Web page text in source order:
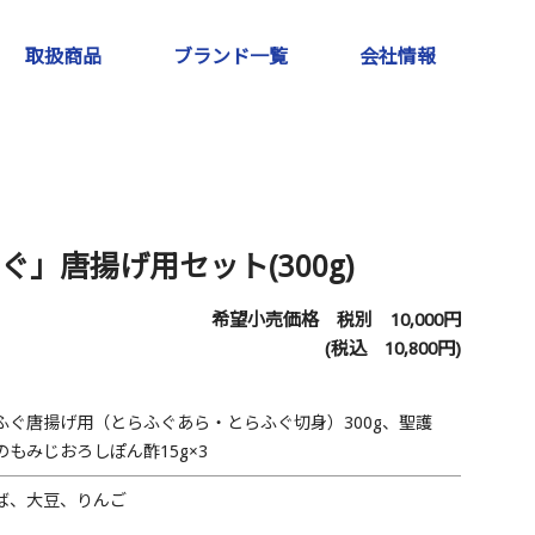
取扱商品 ブランド一覧 会社情報
」唐揚げ用セット(300g)
希望小売価格 税別 10,000円
(税込 10,800円)
ぐ唐揚げ用（とらふぐあら・とらふぐ切身）300g、聖護
もみじおろしぽん酢15g×3
、大豆、りんご